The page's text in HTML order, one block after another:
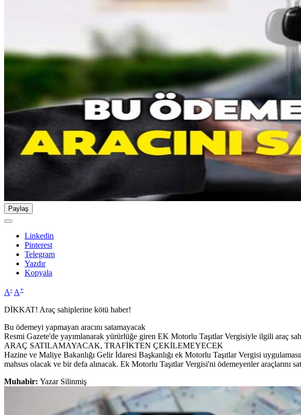
Paylaş
Linkedin
Pinterest
Telegram
Yazdır
Kopyala
A- A+
DİKKAT! Araç sahiplerine kötü haber!
Bu ödemeyi yapmayan aracını satamayacak
Resmi Gazete'de yayımlanarak yürürlüğe giren EK Motorlu Taşıtlar Vergisiyle ilgili araç
ARAÇ SATILAMAYACAK, TRAFİKTEN ÇEKİLEMEYECEK
Hazine ve Maliye Bakanlığı Gelir İdaresi Başkanlığı ek Motorlu Taşıtlar Vergisi
mahsus olacak ve bir defa alınacak. Ek Motorlu Taşıtlar Vergisi'ni ödemeyenler araçlarını
Muhabir: Yazar Silinmiş